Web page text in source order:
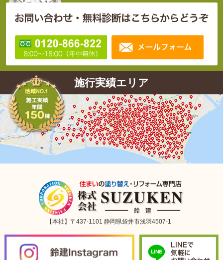
施行実績エリア
【本社】〒437-1101 静岡県袋井市浅羽4507-1